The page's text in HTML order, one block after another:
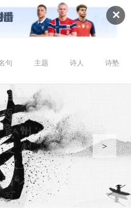
✕
句 主题 诗人 诗塾
>